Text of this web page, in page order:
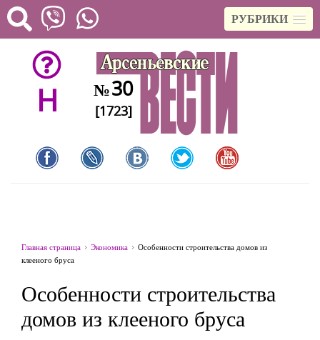
РУБРИКИ
H №30
[1723]
Главная страница Экономика
Особенности строительства домов из
клееного бруса
Особенности строительства
домов из клееного бруса